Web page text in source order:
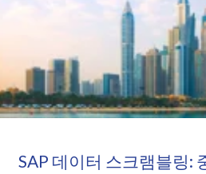
SAP 데이터 스크램블링: